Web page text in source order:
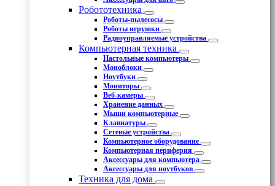
Робототехника
Роботы-пылесосы
Роботы игрушки
Радиоуправляемые устройства
Компьютерная техника
Настольные компьютеры
Моноблоки
Ноутбуки
Мониторы
Веб-камеры
Хранение данных
Мыши компьютерные
Клавиатуры
Сетевые устройства
Компьютерное оборудование
Компьютерная периферия
Аксессуары для компьютера
Аксессуары для ноутбуков
Техника для дома